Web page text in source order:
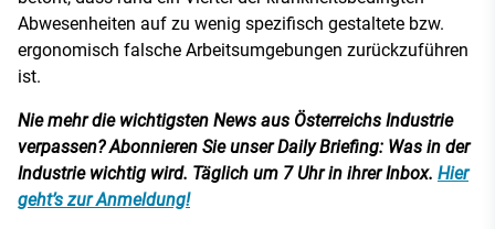
Abwesenheiten auf zu wenig spezifisch gestaltete bzw.
ergonomisch falsche Arbeitsumgebungen zurückzuführen
ist.
Nie mehr die wichtigsten News aus Österreichs Industrie
verpassen? Abonnieren Sie unser Daily Briefing: Was in der
Industrie wichtig wird. Täglich um 7 Uhr in ihrer Inbox. Hier
geht’s zur Anmeldung!